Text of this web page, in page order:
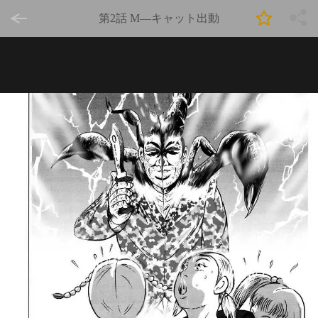
第2話 M—キャット出動